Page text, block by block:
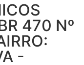
470 Nº
-